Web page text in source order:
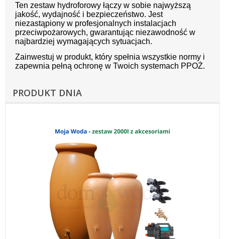
Ten zestaw hydroforowy łączy w sobie najwyższą
jakość, wydajność i bezpieczeństwo. Jest
niezastąpiony w profesjonalnych instalacjach
przeciwpożarowych, gwarantując niezawodność w
najbardziej wymagających sytuacjach.
Zainwestuj w produkt, który spełnia wszystkie normy i
zapewnia pełną ochronę w Twoich systemach PPOŻ.
PRODUKT DNIA